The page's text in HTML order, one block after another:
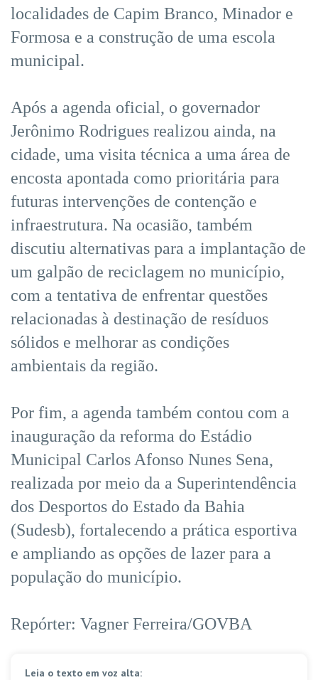
localidades de Capim Branco, Minador e
Formosa e a construção de uma escola
municipal.
Após a agenda oficial, o governador
Jerônimo Rodrigues realizou ainda, na
cidade, uma visita técnica a uma área de
encosta apontada como prioritária para
futuras intervenções de contenção e
infraestrutura. Na ocasião, também
discutiu alternativas para a implantação de
um galpão de reciclagem no município,
com a tentativa de enfrentar questões
relacionadas à destinação de resíduos
sólidos e melhorar as condições
ambientais da região.
Por fim, a agenda também contou com a
inauguração da reforma do Estádio
Municipal Carlos Afonso Nunes Sena,
realizada por meio da a Superintendência
dos Desportos do Estado da Bahia
(Sudesb), fortalecendo a prática esportiva
e ampliando as opções de lazer para a
população do município.
Repórter: Vagner Ferreira/GOVBA
Leia o texto em voz alta: